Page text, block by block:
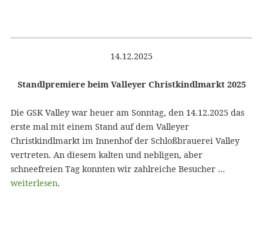
14.12.2025
Standlpremiere beim Valleyer Christkindlmarkt 2025
Die GSK Valley war heuer am Sonntag, den 14.12.2025 das
erste mal mit einem Stand auf dem Valleyer
Christkindlmarkt im Innenhof der Schloßbrauerei Valley
vertreten. An diesem kalten und nebligen, aber
schneefreien Tag konnten wir zahlreiche Besucher …
weiterlesen.